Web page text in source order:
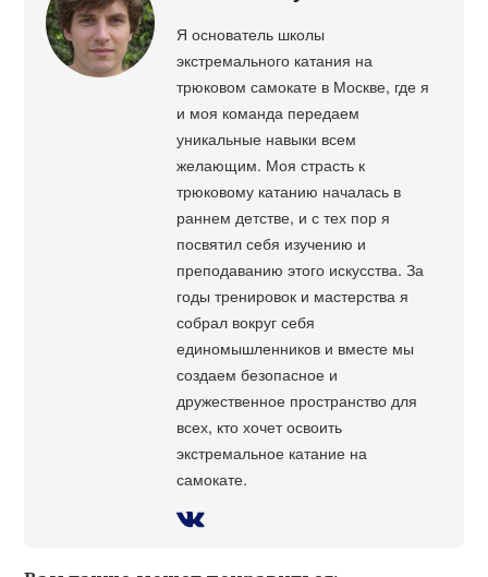
Я основатель школы
экстремального катания на
трюковом самокате в Москве, где я
и моя команда передаем
уникальные навыки всем
желающим. Моя страсть к
трюковому катанию началась в
раннем детстве, и с тех пор я
посвятил себя изучению и
преподаванию этого искусства. За
годы тренировок и мастерства я
собрал вокруг себя
единомышленников и вместе мы
создаем безопасное и
дружественное пространство для
всех, кто хочет освоить
экстремальное катание на
самокате.